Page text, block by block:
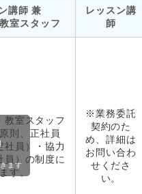
講師 兼
室スタッフ
レッスン講
師
室スタッフ
則、正社員
社員）・協力
員）の制度に
す。
※業務委託
契約のた
め、詳細は
お問い合わ
せくださ
い。
ます